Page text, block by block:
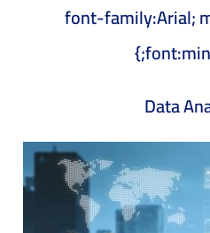
font-family:Arial;
Data